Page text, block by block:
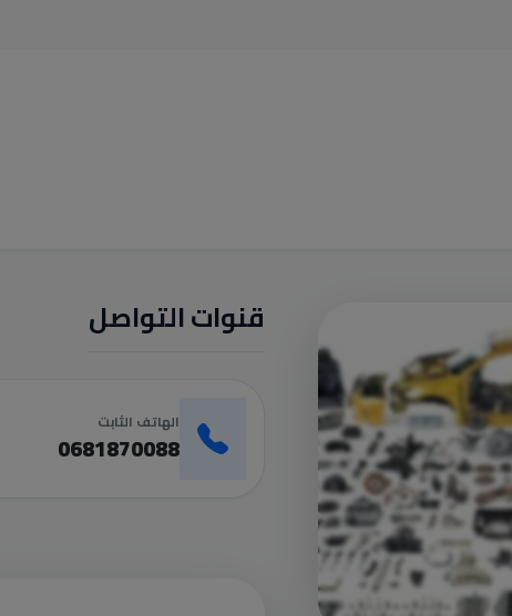
قنوات التواصل
الهاتف الثابت
0681870088